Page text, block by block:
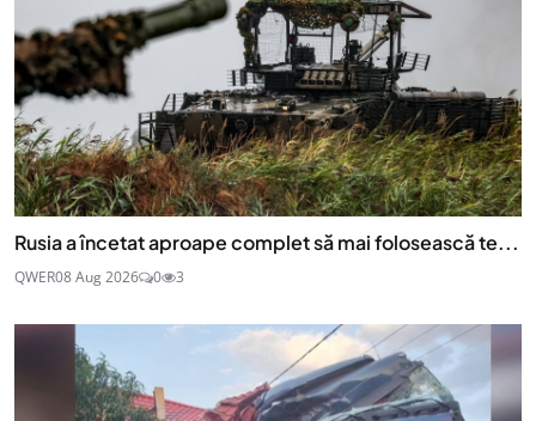
Rusia a încetat aproape complet să mai folosească te...
QWER08 Aug 2026 0 3